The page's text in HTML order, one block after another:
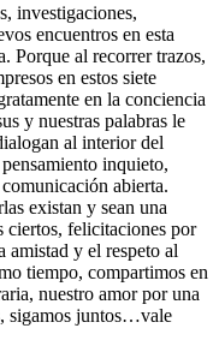
investigaciones,
encuentros en esta
Porque al recorrer trazos,
en estos siete
en la conciencia
y nuestras palabras le
al interior del
inquieto,
abierta.
existan y sean una
ciertos, felicitaciones por
amistad y el respeto al
tiempo, compartimos en
nuestro amor por una
sigamos juntos…vale